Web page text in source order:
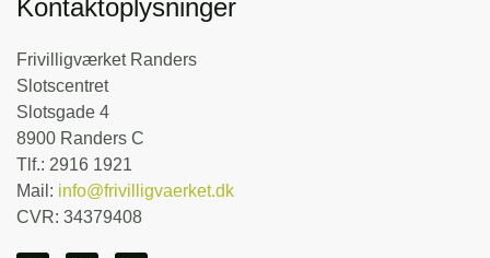
Kontaktoplysninger
Frivilligværket Randers
Slotscentret
Slotsgade 4
8900 Randers C
Tlf.: 2916 1921
Mail: info@frivilligvaerket.dk
CVR: 34379408